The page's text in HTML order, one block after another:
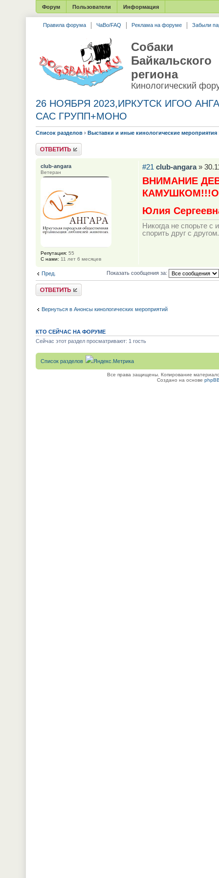
Форум Пользователи Информация
Правила форума ЧаВо/FAQ Реклама на форуме Забыли
Собаки
Байкальского
региона
Кинологический
26 НОЯБРЯ 2023,ИРКУТСК ИГОО
САС ГРУПП+МОНО
Список разделов › Выставки и иные кинологические мероприятия
Ответить
#21 club-angara»
ВНИМАНИЕ
Юлия
Никогда не спорьте с
спорить друг с другом.
club-angara
Ветеран
Репутация: 55
С нами: 11 лет 6 месяцев
Пред. Показать сообщения за:
Ответить
Вернуться в Анонсы кинологических мероприятий
КТО СЕЙЧАС НА ФОРУМЕ
Сейчас этот раздел просматривают: 1 гость
Список разделов
Все права защищены. Копирование
Создано на основе